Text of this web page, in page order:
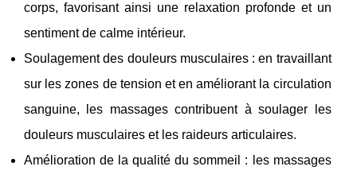
corps, favorisant ainsi une relaxation profonde et un
sentiment de calme intérieur.
Soulagement des douleurs musculaires : en travaillant
sur les zones de tension et en améliorant la circulation
sanguine, les massages contribuent à soulager les
douleurs musculaires et les raideurs articulaires.
Amélioration de la qualité du sommeil : les massages